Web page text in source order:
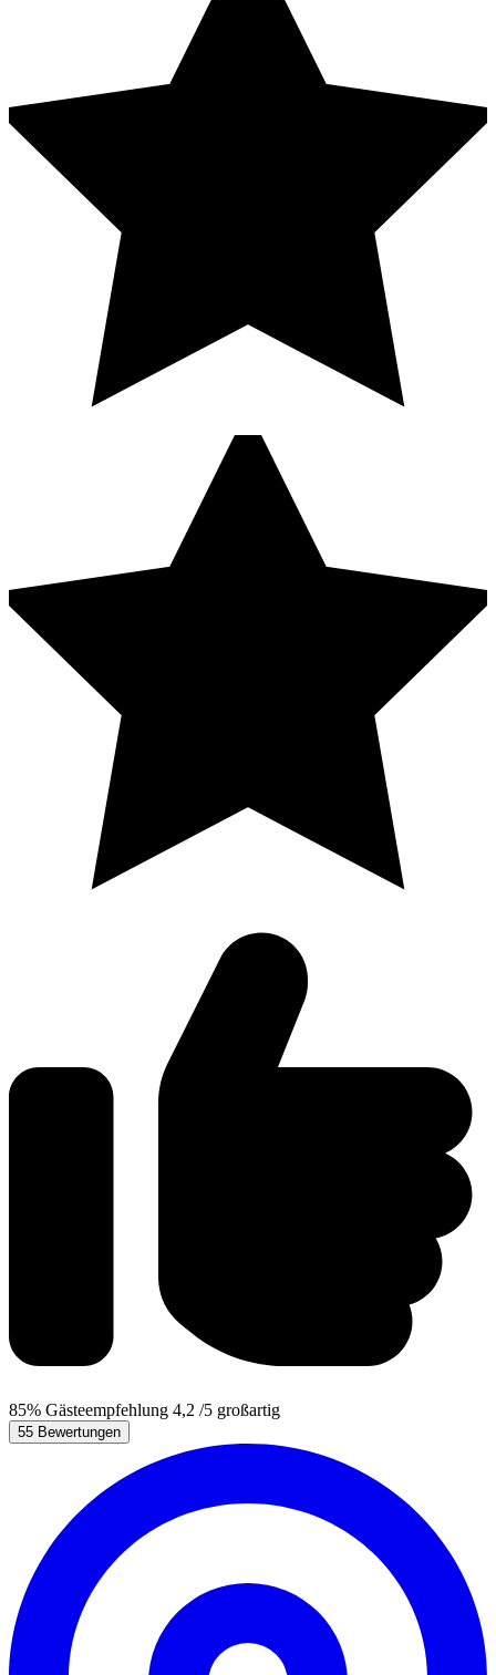
85% Gästeempfehlung 4,2 /5 großartig
55 Bewertungen